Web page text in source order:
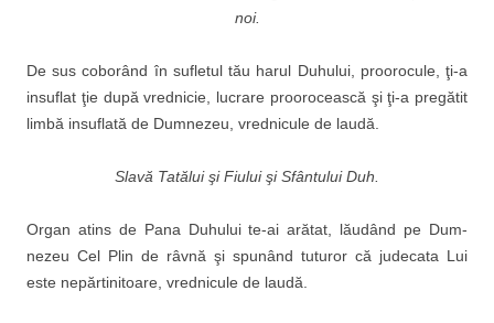
noi.
De sus coborând în sufletul tău harul Duhului, proorocule, ţi-a
insuflat ţie după vrednicie, lucrare proorocească şi ţi-a pregătit
limbă insuflată de Dumnezeu, vrednicule de laudă.
Slavă Tatălui şi Fiului şi Sfântului Duh.
Organ atins de Pana Duhului te-ai arătat, lăudând pe Dum­
nezeu Cel Plin de râvnă şi spu­nând tuturor că judecata Lui
este nepărtinitoare, vrednicule de laudă.